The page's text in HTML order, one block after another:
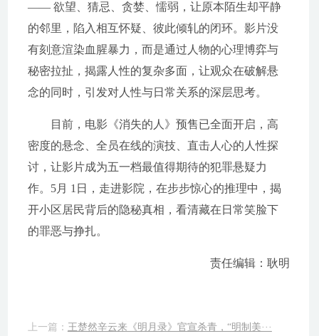
—— 欲望、猜忌、贪婪、懦弱，让原本陌生却平静
的邻里，陷入相互怀疑、彼此倾轧的闭环。影片没
有刻意渲染血腥暴力，而是通过人物的心理博弈与
秘密拉扯，揭露人性的复杂多面，让观众在破解悬
念的同时，引发对人性与日常关系的深层思考。
目前，电影《消失的人》预售已全面开启，高
密度的悬念、全员在线的演技、直击人心的人性探
讨，让影片成为五一档最值得期待的犯罪悬疑力
作。5月 1日，走进影院，在步步惊心的推理中，揭
开小区居民背后的隐秘真相，看清藏在日常笑脸下
的罪恶与挣扎。
责任编辑：耿明
上一篇： 王楚然辛云来《明月录》官宣杀青，“明制美···